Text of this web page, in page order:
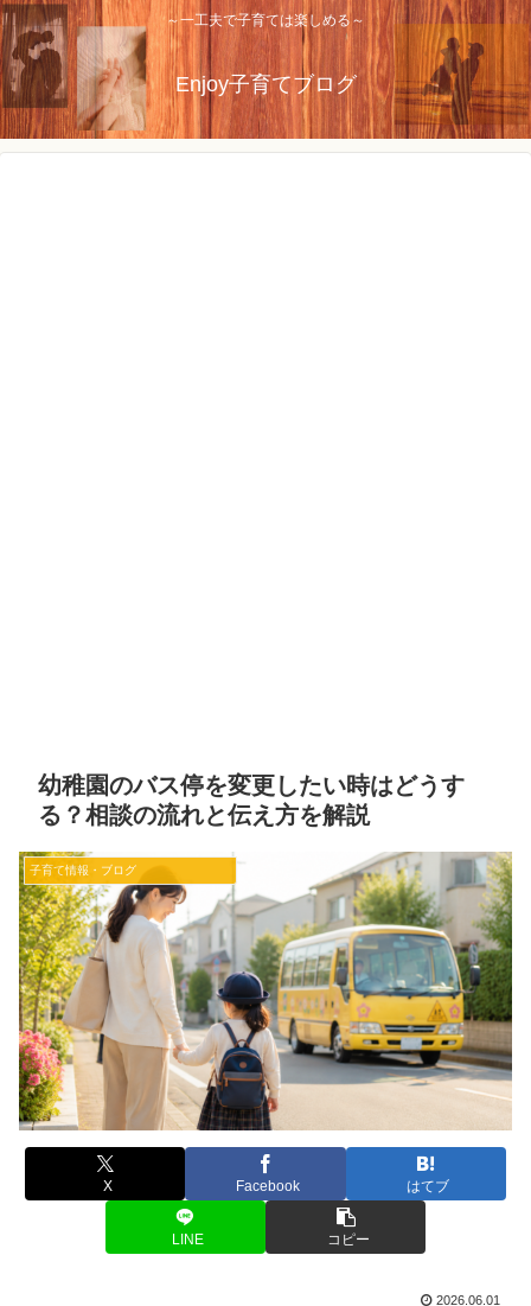
～一工夫で子育ては楽しめる～
Enjoy子育てブログ
幼稚園のバス停を変更したい時はどうす
る？相談の流れと伝え方を解説
子育て情報・ブログ
X Facebook はてブ
LINE コピー
2026.06.01